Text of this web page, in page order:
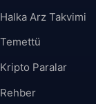
Halka Arz Takvimi
Temettü
Kripto Paralar
Rehber